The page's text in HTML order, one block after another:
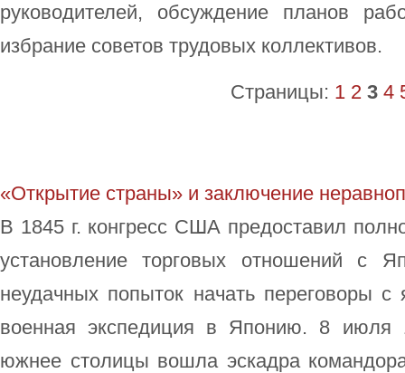
руководителей, обсуждение планов
избрание советов трудовых коллективов.
Страницы: 1 2 3 4
«Открытие страны» и заключение
В 1845 г. конгресс США предоставил
установление торговых отношений с
неудачных попыток начать переговоры
военная экспедиция в Японию. 8 июля
южнее столицы вошла эскадра